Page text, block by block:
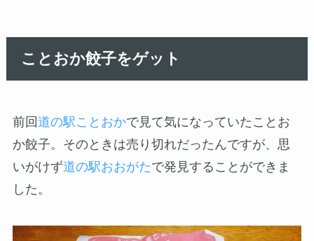
ことおか餃子をゲット
前回道の駅ことおかで見て気になっていたことお
か餃子。そのときは売り切れだったんですが、思
いがけず道の駅おおがたで発見することができま
した。